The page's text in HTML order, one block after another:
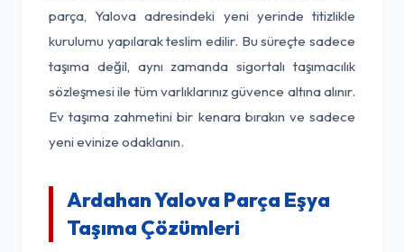
parça, Yalova adresindeki yeni yerinde titizlikle
kurulumu yapılarak teslim edilir. Bu süreçte sadece
taşıma değil, aynı zamanda sigortalı taşımacılık
sözleşmesi ile tüm varlıklarınız güvence altına alınır.
Ev taşıma zahmetini bir kenara bırakın ve sadece
yeni evinize odaklanın.
Ardahan Yalova Parça Eşya
Taşıma Çözümleri